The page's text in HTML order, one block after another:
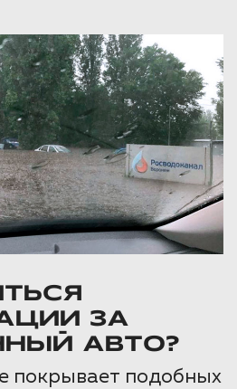
ЗА
АВТО?
покрывает подобных